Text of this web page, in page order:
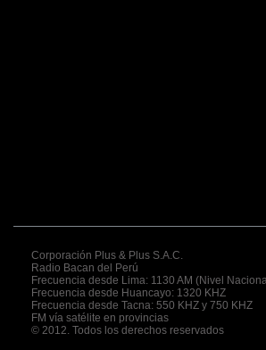
Corporación Plus & Plus S.A.C.
Radio Bacan del Perú
Frecuencia desde Lima: 1130 AM (Nivel
Frecuencia desde Huancayo: 1320 KHZ
Frecuencia desde Tacna: 550 KHZ y 750 KHZ
FM vía satélite en provincias
© 2012. Todos los derechos reservados